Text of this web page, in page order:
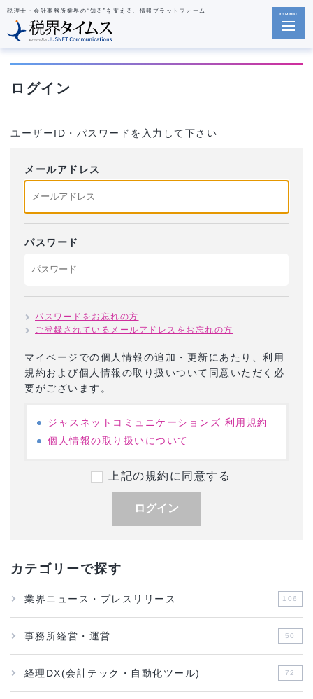
税理士・会計事務所業界の“知る”を支える、情報プラットフォーム menu
ログイン
ユーザーID・パスワードを入力して下さい
メールアドレス
パスワード
パスワードをお忘れの方
ご登録されているメールアドレスをお忘れの方
マイページでの個人情報の追加・更新にあたり、利用
規約および個人情報の取り扱いついて同意いただく必
要がございます。
ジャスネットコミュニケーションズ 利用規約
個人情報の取り扱いについて
上記の規約に同意する
ログイン
カテゴリーで探す
業界ニュース・プレスリリース 106
事務所経営・運営 50
経理DX(会計テック・自動化ツール) 72